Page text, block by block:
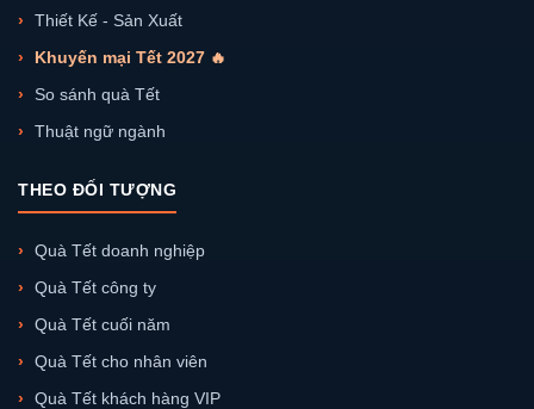
Thiết Kế - Sản Xuất
Khuyến mại Tết 2027 🔥
So sánh quà Tết
Thuật ngữ ngành
THEO ĐỐI TƯỢNG
Quà Tết doanh nghiệp
Quà Tết công ty
Quà Tết cuối năm
Quà Tết cho nhân viên
Quà Tết khách hàng VIP